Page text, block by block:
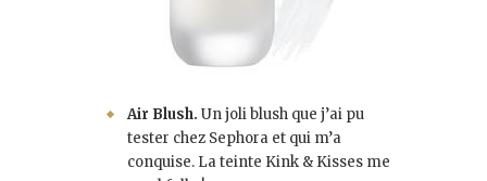
Air Blush. Un joli blush que j’ai pu
tester chez Sephora et qui m’a
conquise. La teinte Kink & Kisses me